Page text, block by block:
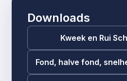
Downloads
Kweek en Rui
Fond, halve fond,